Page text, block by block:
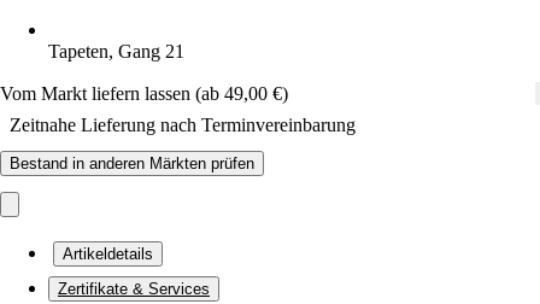
Tapeten, Gang 21
Vom Markt liefern lassen (ab 49,00 €)
Zeitnahe Lieferung nach Terminvereinbarung
Bestand in anderen Märkten prüfen
Artikeldetails
Zertifikate & Services